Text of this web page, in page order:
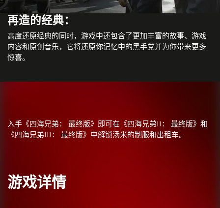
再造的经典：
高度还原经典的同时，游戏中还包含了更加丰富的故事、游戏
内容和原创音乐，它将还原你记忆中的黑手党并为你带来更多
惊喜。
入手《四海兄弟： 最终版》即可在《四海兄弟II： 最终版》和
《四海兄弟III： 最终版》中解锁汤米的制服和出租车。
游戏详情